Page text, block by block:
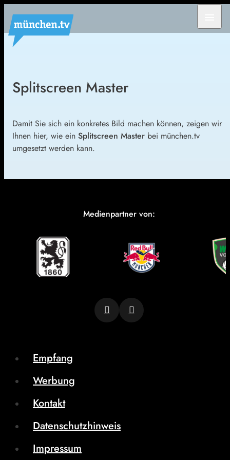
Splitscreen Master
Damit Sie sich ein konkretes Bild machen können, zeigen wir
Ihnen hier, wie ein Splitscreen Master bei münchen.tv
umgesetzt werden kann.
Medienpartner von:
Empfang
Werbung
Kontakt
Datenschutzhinweis
Impressum